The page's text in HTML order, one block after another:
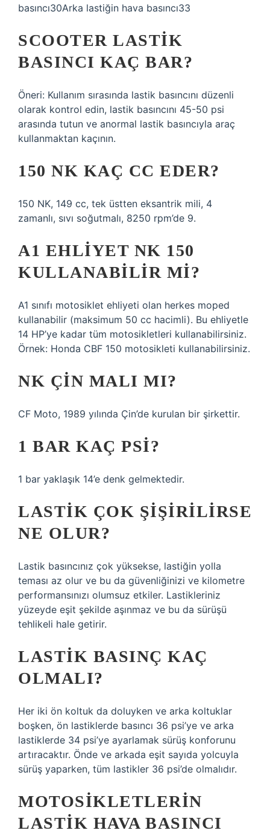
basıncı30Arka lastiğin hava basıncı33
SCOOTER LASTIK
BASINCI KAÇ BAR?
Öneri: Kullanım sırasında lastik basıncını düzenli
olarak kontrol edin, lastik basıncını 45-50 psi
arasında tutun ve anormal lastik basıncıyla araç
kullanmaktan kaçının.
150 NK KAÇ CC EDER?
150 NK, 149 cc, tek üstten eksantrik mili, 4
zamanlı, sıvı soğutmalı, 8250 rpm’de 9.
A1 EHLIYET NK 150
KULLANABILIR MI?
A1 sınıfı motosiklet ehliyeti olan herkes moped
kullanabilir (maksimum 50 cc hacimli). Bu ehliyetle
14 HP’ye kadar tüm motosikletleri kullanabilirsiniz.
Örnek: Honda CBF 150 motosikleti kullanabilirsiniz.
NK ÇIN MALI MI?
CF Moto, 1989 yılında Çin’de kurulan bir şirkettir.
1 BAR KAÇ PSI?
1 bar yaklaşık 14’e denk gelmektedir.
LASTIK ÇOK ŞIŞIRILIRSE
NE OLUR?
Lastik basıncınız çok yüksekse, lastiğin yolla
teması az olur ve bu da güvenliğinizi ve kilometre
performansınızı olumsuz etkiler. Lastikleriniz
yüzeyde eşit şekilde aşınmaz ve bu da sürüşü
tehlikeli hale getirir.
LASTIK BASINÇ KAÇ
OLMALI?
Her iki ön koltuk da doluyken ve arka koltuklar
boşken, ön lastiklerde basıncı 36 psi’ye ve arka
lastiklerde 34 psi’ye ayarlamak sürüş konforunu
artıracaktır. Önde ve arkada eşit sayıda yolcuyla
sürüş yaparken, tüm lastikler 36 psi’de olmalıdır.
MOTOSIKLETLERIN
LASTIK HAVA BASINCI